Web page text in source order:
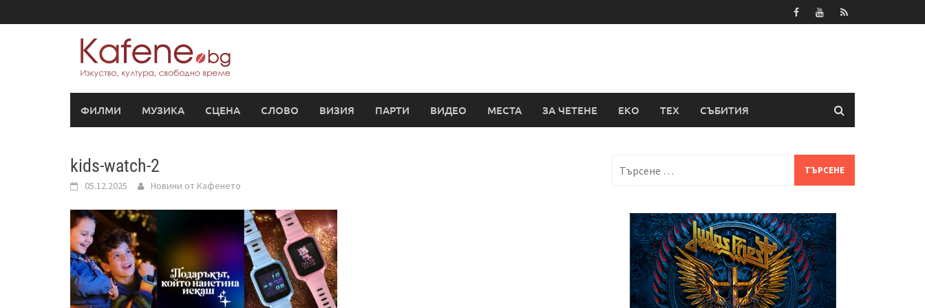
to
ФИЛМИ МУЗИКА СЦЕНА СЛОВО ВИЗИЯ ПАРТИ ВИДЕО МЕСТА ЗА ЧЕТЕНЕ ЕКО ТЕХ СЪБИТИЯ
kids-watch-2
05.12.2025 Новини от Кафенето
за: